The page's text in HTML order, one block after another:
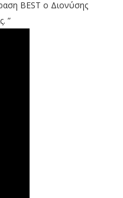
BEST o Διονύσης
”